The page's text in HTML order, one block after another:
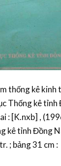
thống kê kinh
Thống kê tỉnh
: [K.nxb] ,
kê tỉnh Đồng
; bảng 31 cm :